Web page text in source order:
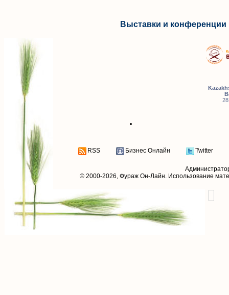
Выставки и конференции
RSS Бизнес Онлайн Twitter
© 2000-2026, Фураж Он-Лайн. Использование